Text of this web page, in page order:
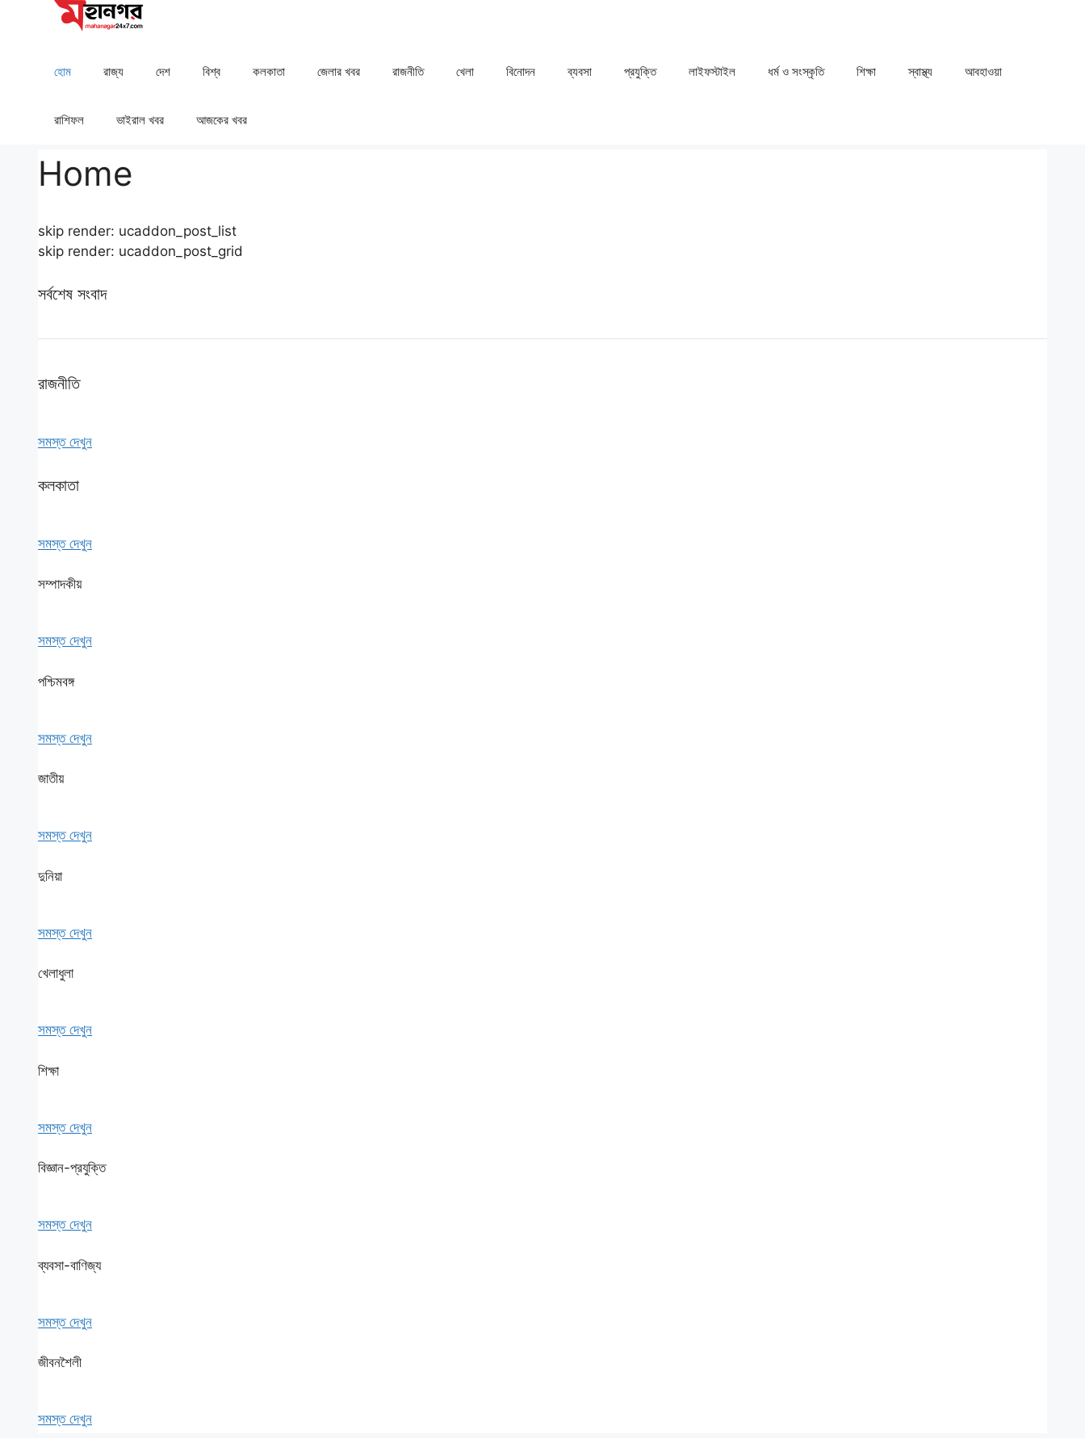
হোম রাজ্য দেশ ⁠বিশ্ব কলকাতা ⁠⁠জেলার খবর রাজনীতি খেলা ⁠বিনোদন ব্যবসা প্রযুক্তি লাইফস্টাইল ধর্ম ও সংস্কৃতি ⁠⁠শিক্ষা ⁠⁠স্বাস্থ্য ⁠⁠আবহাওয়া
রাশিফল ⁠⁠ভাইরাল খবর আজকের খবর
Home
skip render: ucaddon_post_list
skip render: ucaddon_post_grid
সর্বশেষ সংবাদ
রাজনীতি
সমস্ত দেখুন
কলকাতা
সমস্ত দেখুন
সম্পাদকীয়
সমস্ত দেখুন
পশ্চিমবঙ্গ
সমস্ত দেখুন
জাতীয়
সমস্ত দেখুন
দুনিয়া
সমস্ত দেখুন
খেলাধুলা
সমস্ত দেখুন
শিক্ষা
সমস্ত দেখুন
বিজ্ঞান-প্রযুক্তি
সমস্ত দেখুন
ব্যবসা-বাণিজ্য
সমস্ত দেখুন
জীবনশৈলী
সমস্ত দেখুন